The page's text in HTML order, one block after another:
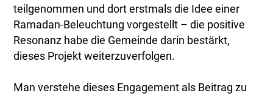
teilgenommen und dort erstmals die Idee einer
Ramadan-Beleuchtung vorgestellt – die positive
Resonanz habe die Gemeinde darin bestärkt,
dieses Projekt weiterzuverfolgen.
Man verstehe dieses Engagement als Beitrag zu